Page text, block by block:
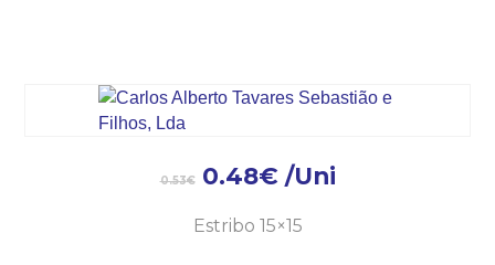
0.53€ 0.48€ /Uni
Estribo 15×15